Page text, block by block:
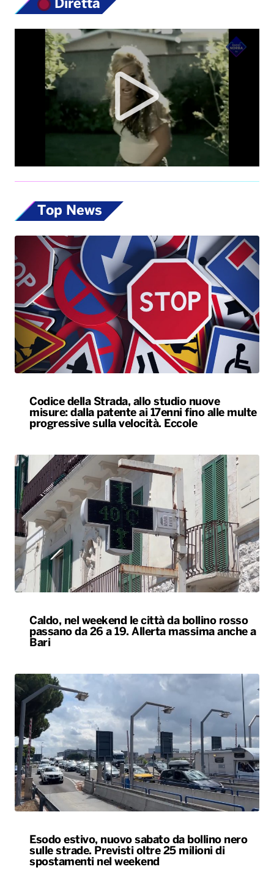
Diretta
Top News
Codice della Strada, allo studio nuove
misure: dalla patente ai 17enni fino alle multe
progressive sulla velocità. Eccole
Caldo, nel weekend le città da bollino rosso
passano da 26 a 19. Allerta massima anche a
Bari
Esodo estivo, nuovo sabato da bollino nero
sulle strade. Previsti oltre 25 milioni di
spostamenti nel weekend